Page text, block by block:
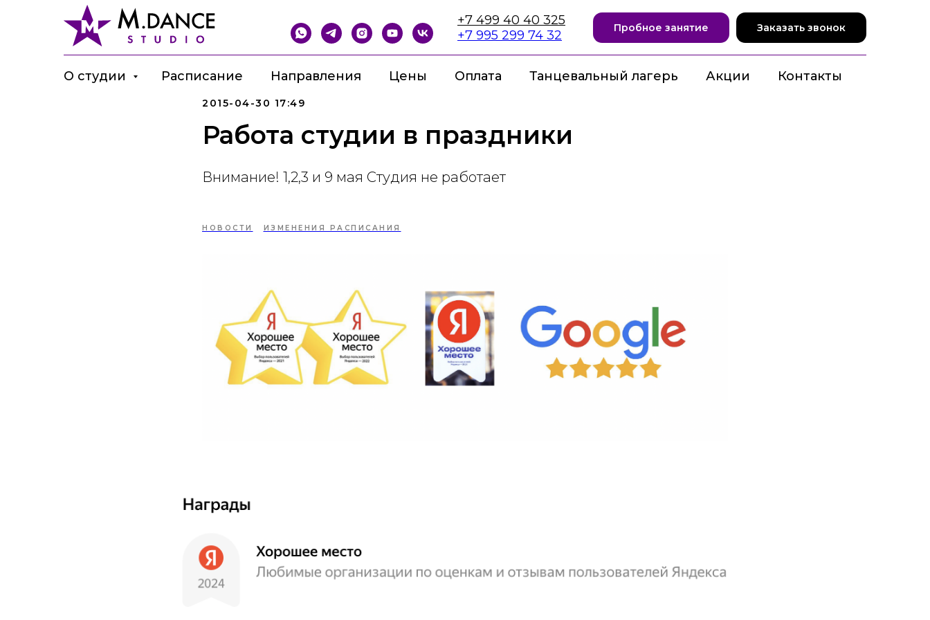
+7 499 40 40 325
+7 995 299 74 32
Пробное занятие Заказать звонок
О студии Расписание Направления Цены Оплата Танцевальный лагерь Акции Контакты
2015-04-30 17:49
Работа студии в праздники
Внимание! 1,2,3 и 9 мая Студия не работает
НОВОСТИ ИЗМЕНЕНИЯ РАСПИСАНИЯ